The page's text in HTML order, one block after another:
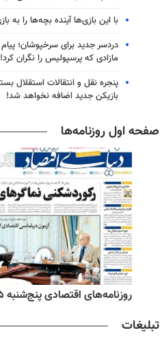
با این بازی‌ها آینده بچه‌ها را به
دردسر جدید برای سرخپوشان؛ پیام
مازادی که پرسپولیس را نگران کرد!
پنجره‌ نقل و انتقالات استقلال
بازیکن جدید اضافه نخواهد شد!
صفحه اول روزنامه‌ها
روزنامه‌های اقتصادی پنج‌شنبه ۱۵ مرداد ۱۴۰۵
تبلیغات